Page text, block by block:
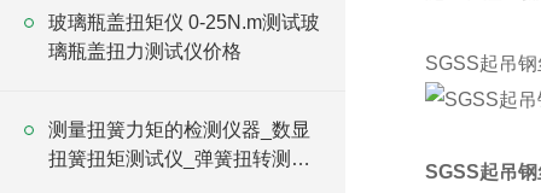
玻璃瓶盖扭矩仪 0-25N.m测试玻
璃瓶盖扭力测试仪价格
测量扭簧力矩的检测仪器_数显
扭簧扭矩测试仪_弹簧扭转测试
SGSS起吊
SGSS起吊